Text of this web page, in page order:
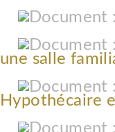
une salle
Hypothécaire